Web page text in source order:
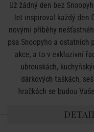
Už žádný den bez
let inspiroval každý den
novými příběhy
psa Snoopyho a ostatních
akce, a to v exkluzivní
ubrouskách,
dárkových taškách,
hračkách se budou